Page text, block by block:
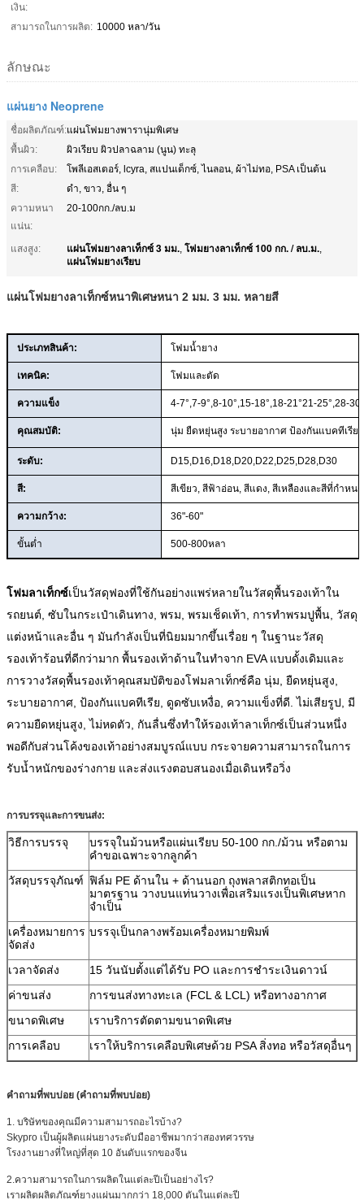
เงิน:
สามารถในการผลิต: 10000 หลา/วัน
ลักษณะ
แผ่นยาง Neoprene
ชื่อผลิตภัณฑ์:แผ่นโฟมยางพารานุ่มพิเศษ
พื้นผิว:
ผิวเรียบ ผิวปลาฉลาม (นูน) ทะลุ
การเคลือบ:
โพลีเอสเตอร์, lcyra, สแปนเด็กซ์, ไนลอน, ผ้าไม่ทอ, PSA เป็นต้น
สี:
ดำ, ขาว, อื่น ๆ
ความหนา
แน่น:
20-100กก./ลบ.ม
แสงสูง: แผ่นโฟมยางลาเท็กซ์ 3 มม., โฟมยางลาเท็กซ์ 100 กก. / ลบ.ม.,
แผ่นโฟมยางเรียบ
แผ่นโฟมยางลาเท็กซ์หนาพิเศษหนา 2 มม. 3 มม. หลายสี
ประเภทสินค้า: โฟมน้ำยาง
เทคนิค: โฟมและตัด
ความแข็ง 4-7°,7-9°,8-10°,15-18°,18-21°21-25°,28-30°
คุณสมบัติ: นุ่ม ยืดหยุ่นสูง ระบายอากาศ ป้องกันแบคทีเรีย
ระดับ: D15,D16,D18,D20,D22,D25,D28,D30
สี: สีเขียว, สีฟ้าอ่อน, สีแดง, สีเหลืองและสีที่กำหนด
ความกว้าง: 36"-60"
ขั้นต่ำ 500-800หลา
โฟมลาเท็กซ์เป็นวัสดุฟองที่ใช้กันอย่างแพร่หลายในวัสดุพื้นรองเท้าใน
รถยนต์, ซับในกระเป๋าเดินทาง, พรม, พรมเช็ดเท้า, การทำพรมปูพื้น, วัสดุ
แต่งหน้าและอื่น ๆ มันกำลังเป็นที่นิยมมากขึ้นเรื่อย ๆ ในฐานะวัสดุ
รองเท้าร้อนที่ดีกว่ามาก พื้นรองเท้าด้านในทำจาก EVA แบบดั้งเดิมและ
การวางวัสดุพื้นรองเท้าคุณสมบัติของโฟมลาเท็กซ์คือ นุ่ม, ยืดหยุ่นสูง,
ระบายอากาศ, ป้องกันแบคทีเรีย, ดูดซับเหงื่อ, ความแข็งที่ดี. ไม่เสียรูป, มี
ความยืดหยุ่นสูง, ไม่หดตัว, กันลื่นซึ่งทำให้รองเท้าลาเท็กซ์เป็นส่วนหนึ่ง
พอดีกับส่วนโค้งของเท้าอย่างสมบูรณ์แบบ กระจายความสามารถในการ
รับน้ำหนักของร่างกาย และส่งแรงตอบสนองเมื่อเดินหรือวิ่ง
การบรรจุและการขนส่ง:
วิธีการบรรจุ
บรรจุในม้วนหรือแผ่นเรียบ 50-100 กก./ม้วน หรือตาม
คำขอเฉพาะจากลูกค้า
วัสดุบรรจุภัณฑ์ ฟิล์ม PE ด้านใน + ด้านนอก ถุงพลาสติกทอเป็น
มาตรฐาน วางบนแท่นวางเพื่อเสริมแรงเป็นพิเศษหาก
จำเป็น
เครื่องหมายการ
จัดส่ง
บรรจุเป็นกลางพร้อมเครื่องหมายพิมพ์
เวลาจัดส่ง
15 วันนับตั้งแต่ได้รับ PO และการชำระเงินดาวน์
ค่าขนส่ง
การขนส่งทางทะเล (FCL & LCL) หรือทางอากาศ
ขนาดพิเศษ
เราบริการตัดตามขนาดพิเศษ
การเคลือบ
เราให้บริการเคลือบพิเศษด้วย PSA สิ่งทอ หรือวัสดุอื่นๆ
คำถามที่พบบ่อย (คำถามที่พบบ่อย)
1. บริษัทของคุณมีความสามารถอะไรบ้าง?
Skypro เป็นผู้ผลิตแผ่นยางระดับมืออาชีพมากว่าสองทศวรรษ
โรงงานยางที่ใหญ่ที่สุด 10 อันดับแรกของจีน
2.ความสามารถในการผลิตในแต่ละปีเป็นอย่างไร?
เราผลิตผลิตภัณฑ์ยางแผ่นมากกว่า 18,000 ตันในแต่ละปี